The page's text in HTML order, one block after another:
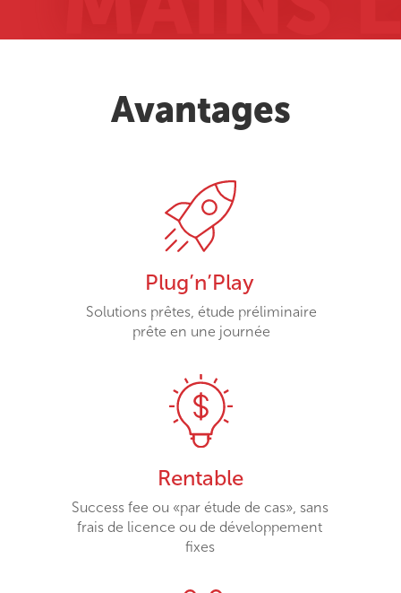
Avantages
Plug’n’Play
Rentable
Solutions prêtes, étude préliminaire
prête en une journée
Success fee ou «par étude de cas», sans
frais de licence ou de développement
fixes